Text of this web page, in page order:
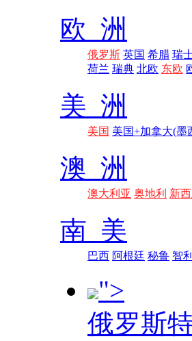
欧 洲
俄罗斯 英国 希腊 瑞
荷兰 瑞典 北欧 东欧
美 洲
美国 美国+加拿大(墨
澳 洲
澳大利亚 奥地利 新
南 美
巴西 阿根廷 秘鲁 智利
">
俄罗斯